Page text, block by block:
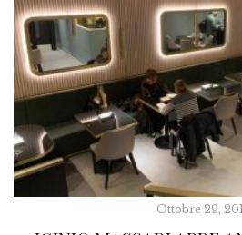
Ottobre 29,